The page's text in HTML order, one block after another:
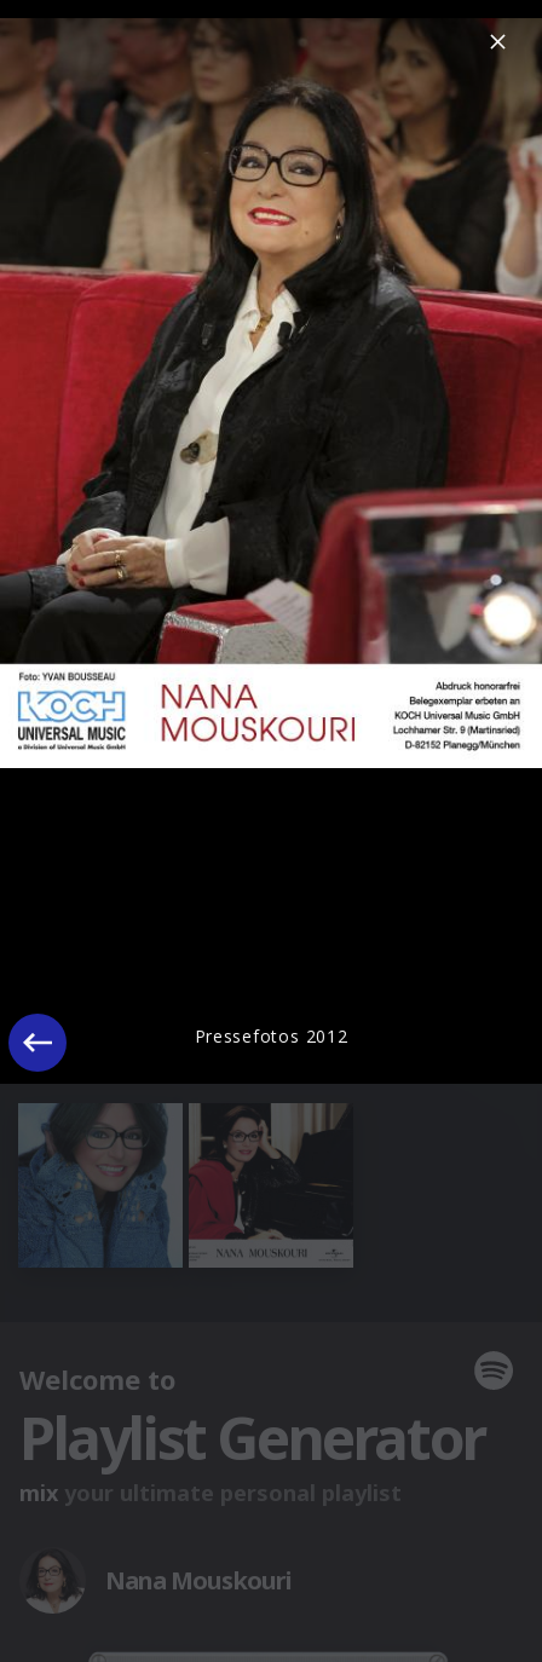
Menu
Nana Mouskouri
Musik Videos Fotos Biografie
Nana Mouskouri - Pressebilder 2014
Pressefotos 2012
Pressebilder 2009
Pressefotos 2012